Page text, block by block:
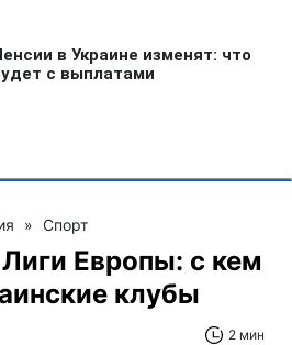
» Спорт
Европы: с кем
клубы
2 мин